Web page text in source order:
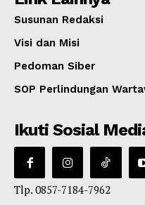
Susunan Redaksi
Visi dan Misi
Pedoman Siber
SOP Perlindungan
Ikuti Sosial
Tlp. 0857-7184-7962